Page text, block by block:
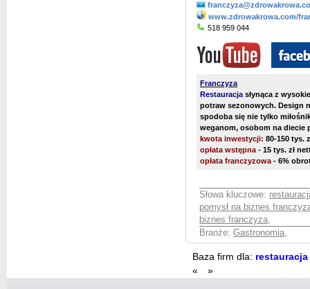
www.zdrowakrowa.com/
518 959 044
Franczyza
Restauracja słynąca z
potraw sezonowych. Design
spodoba się nie tylko
weganom, osobom na diecie
kwota inwestycji: 80-150 tys.
opłata wstępna - 15 tys. zł
opłata franczyzowa - 6%
Słowa kluczowe:
pomysł na biznes
biznes franczyza,
Branże: Gastronomia,
Baza firm dla:
«
»